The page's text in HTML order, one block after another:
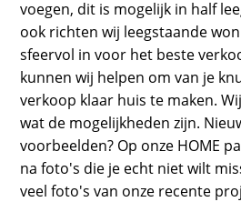
voegen, dit is mogelijk in half
ook richten wij leegstaande
sfeervol in voor het beste
kunnen wij helpen om van je
verkoop klaar huis te maken.
wat de mogelijkheden zijn.
voorbeelden? Op onze HOME
na foto's die je echt niet wilt
veel foto's van onze recente